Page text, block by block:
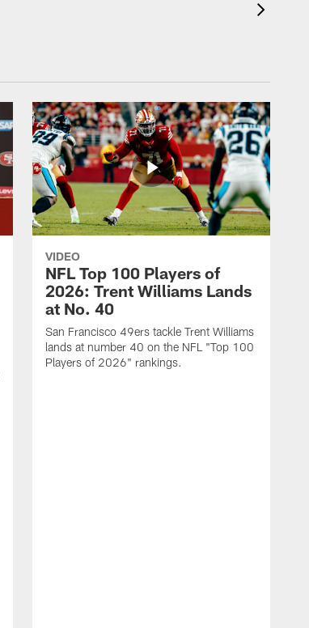
VIDEO
NFL Top 100 Players of
2026: Trent Williams Lands
at No. 40
San Francisco 49ers tackle Trent Williams
lands at number 40 on the NFL "Top 100
Players of 2026" rankings.